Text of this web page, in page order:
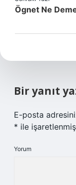
Ögnet Ne
Bir yanıt
E-posta
* ile
Yorum